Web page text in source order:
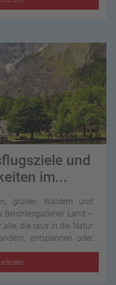
und
im...
grünen Wäldern und
Berchtesgadener Land –
alle, die raus in die Natur
entspannen oder
möchten, hier gibt